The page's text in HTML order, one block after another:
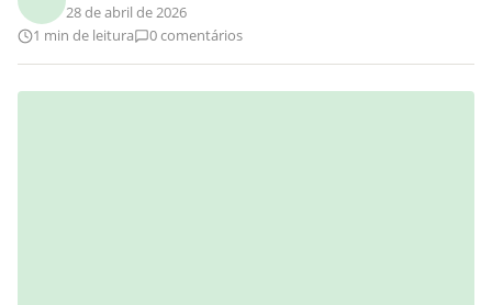
28 de abril de 2026
1 min de leitura
0 comentários